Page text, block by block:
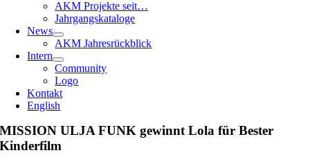
AKM Projekte seit…
Jahrgangskataloge
News
AKM Jahresrückblick
Intern
Community
Logo
Kontakt
English
MISSION ULJA FUNK gewinnt Lola für Bester
Kinderfilm